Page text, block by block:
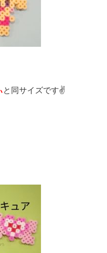
と同サイズです✌️